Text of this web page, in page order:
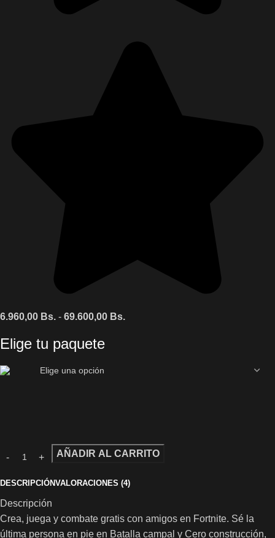
6.960,00 Bs. - 69.600,00 Bs.
Elige tu paquete
AÑADIR AL CARRITO
DESCRIPCIÓNVALORACIONES (4)
Descripción
Crea, juega y combate gratis con amigos en Fortnite. Sé la
última persona en pie en Batalla campal y Cero construcción,